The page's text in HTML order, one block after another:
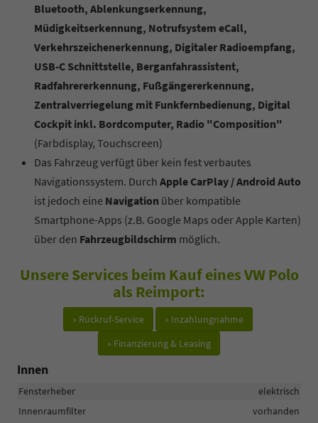
Bluetooth, Ablenkungserkennung,
Müdigkeitserkennung, Notrufsystem eCall,
Verkehrszeichenerkennung, Digitaler Radioempfang,
USB-C Schnittstelle, Berganfahrassistent,
Radfahrererkennung, Fußgängererkennung,
Zentralverriegelung mit Funkfernbedienung, Digital
Cockpit inkl. Bordcomputer, Radio "Composition"
(Farbdisplay, Touchscreen)
Das Fahrzeug verfügt über kein fest verbautes
Navigationssystem. Durch Apple CarPlay / Android Auto
ist jedoch eine Navigation über kompatible
Smartphone-Apps (z.B. Google Maps oder Apple Karten)
über den Fahrzeugbildschirm möglich.
Unsere Services beim Kauf eines VW Polo
als Reimport:
» Rückruf-Service
» Inzahlungnahme
» Finanzierung & Leasing
Innen
Fensterheber
elektrisch
Innenraumfilter
vorhanden